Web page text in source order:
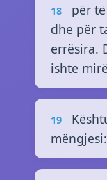
18
për
dhe për
errësira.
ishte
19